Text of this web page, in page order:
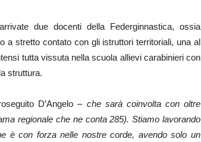
due docenti della Federginnastica, ossia
a stretto contato con gli istruttori territoriali, una al
tutta vissuta nella scuola allievi carabinieri con
struttura.
D’Angelo – che sarà coinvolta con oltre
regionale che ne conta 285). Stiamo lavorando
è con forza nelle nostre corde, avendo solo un